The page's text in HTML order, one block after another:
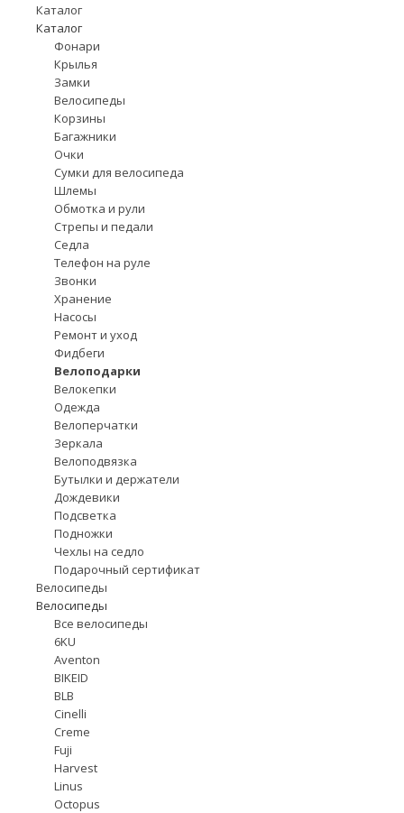
Каталог
Каталог
Фонари
Крылья
Замки
Велосипеды
Корзины
Багажники
Очки
Сумки для велосипеда
Шлемы
Обмотка и рули
Стрепы и педали
Седла
Телефон на руле
Звонки
Хранение
Насосы
Ремонт и уход
Фидбеги
Велоподарки
Велокепки
Одежда
Велоперчатки
Зеркала
Велоподвязка
Бутылки и держатели
Дождевики
Подсветка
Подножки
Чехлы на седло
Подарочный сертификат
Велосипеды
Велосипеды
Все велосипеды
6KU
Aventon
BIKEID
BLB
Cinelli
Creme
Fuji
Harvest
Linus
Octopus